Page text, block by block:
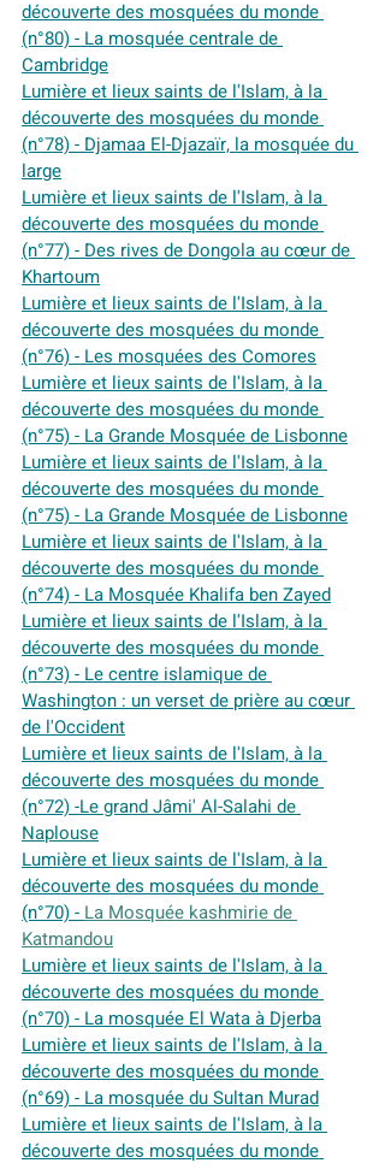
découverte des mosquées du monde
(n°80) - La mosquée centrale de
Cambridge
Lumière et lieux saints de l'Islam, à la
découverte des mosquées du monde
(n°78) - Djamaa El-Djazaïr, la mosquée du
large
Lumière et lieux saints de l'Islam, à la
découverte des mosquées du monde
(n°77) - Des rives de Dongola au cœur de
Khartoum
Lumière et lieux saints de l'Islam, à la
découverte des mosquées du monde
(n°76) - Les mosquées des Comores
Lumière et lieux saints de l'Islam, à la
découverte des mosquées du monde
(n°75) - La Grande Mosquée de Lisbonne
Lumière et lieux saints de l'Islam, à la
découverte des mosquées du monde
(n°75) - La Grande Mosquée de Lisbonne
Lumière et lieux saints de l'Islam, à la
découverte des mosquées du monde
(n°74) - La Mosquée Khalifa ben Zayed
Lumière et lieux saints de l'Islam, à la
découverte des mosquées du monde
(n°73) - Le centre islamique de
Washington : un verset de prière au cœur
de l'Occident
Lumière et lieux saints de l'Islam, à la
découverte des mosquées du monde
(n°72) -Le grand Jâmi' Al-Salahi de
Naplouse
Lumière et lieux saints de l'Islam, à la
découverte des mosquées du monde
(n°70) - La Mosquée kashmirie de
Katmandou
Lumière et lieux saints de l'Islam, à la
découverte des mosquées du monde
(n°70) - La mosquée El Wata à Djerba
Lumière et lieux saints de l'Islam, à la
découverte des mosquées du monde
(n°69) - La mosquée du Sultan Murad
Lumière et lieux saints de l'Islam, à la
découverte des mosquées du monde